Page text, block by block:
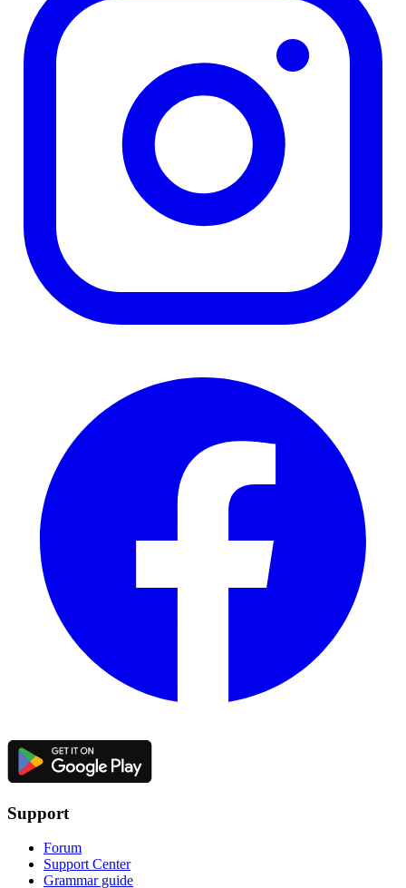
Support
Forum
Support Center
Grammar guide